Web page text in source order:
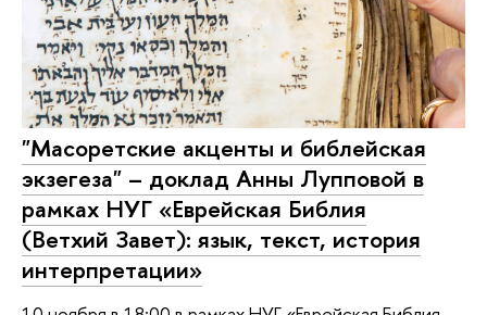
"Масоретские акценты и библейская
экзегеза" – доклад Анны Лупповой в
рамках НУГ «Еврейская Библия
(Ветхий Завет): язык, текст, история
интерпретации»